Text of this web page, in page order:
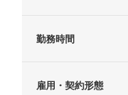
勤務時間
雇用・契約形態